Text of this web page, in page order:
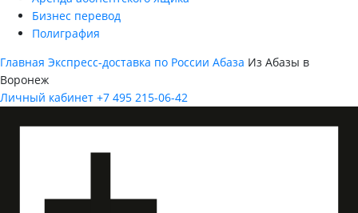
Бизнес перевод
Полиграфия
Главная Экспресс-доставка по России Абаза Из Абазы в
Воронеж
Личный кабинет +7 495 215-06-42